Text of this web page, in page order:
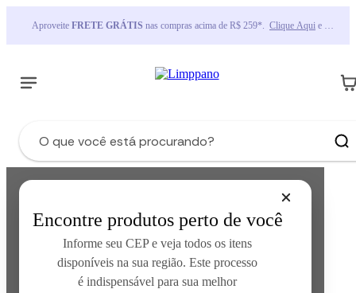
Oba, o frete foi reduzido em todo site! Aproveite agora!
Encontre produtos perto de você
Informe seu CEP e veja todos os itens
disponíveis na sua região. Este processo
é indispensável para sua melhor